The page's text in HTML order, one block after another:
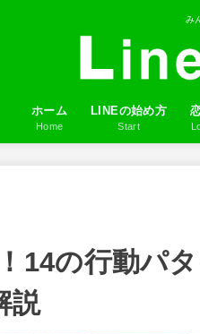
み
ホーム
Home
LINEの始め方
Start
14の行動パ
説